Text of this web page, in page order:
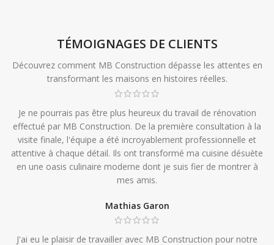
TÉMOIGNAGES DE CLIENTS
Découvrez comment MB Construction dépasse les attentes en
transformant les maisons en histoires réelles.
Je ne pourrais pas être plus heureux du travail de rénovation
effectué par MB Construction. De la première consultation à la
visite finale, l'équipe a été incroyablement professionnelle et
attentive à chaque détail. Ils ont transformé ma cuisine désuète
en une oasis culinaire moderne dont je suis fier de montrer à
mes amis.
Mathias Garon
J'ai eu le plaisir de travailler avec MB Construction pour notre